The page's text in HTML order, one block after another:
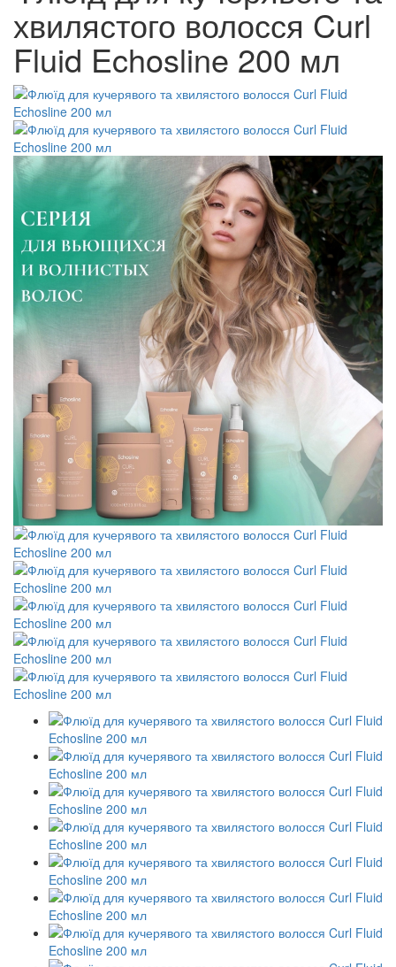
хвилястого волосся Curl
Fluid Echosline 200 мл